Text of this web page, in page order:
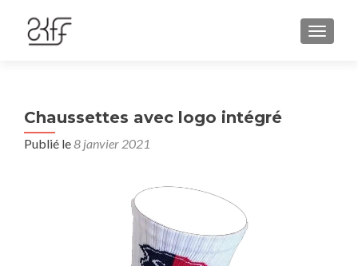
Chaussettes avec logo intégré
Publié le8 janvier 2021